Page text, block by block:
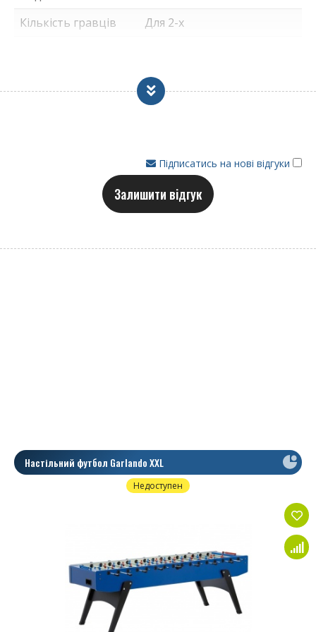
мм, покриті антикорозійним хромуванням.
технічні характеристики, що і наскрізний тип.
Різниця полягає у функціонуванні, щоб
покращують швидкість гри, зменшуючи
навантаження на зап'ястя гравців.
Штанги закріплені на корпусі за допомогою
нейлонових шарикопідшипників
захопленням
Модель: G-100 Beechwood
Довжина: 145 см
Ширина із телескопічними штангами: 110 см
Упаковка: 150 x 80 x 29 см
Кількість гравців
Для 2-х
Країна-виробник
Італія
Підписатись на нові відгуки
Залишити відгук
Настільний футбол Garlando XXL
Недоступен